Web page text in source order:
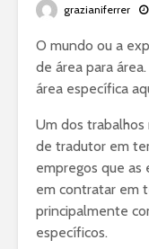
grazianiferrer
O mundo ou a
de área para
área específica
Um dos trabalhos
de tradutor em
empregos que
em contratar em
principalmente
específicos.